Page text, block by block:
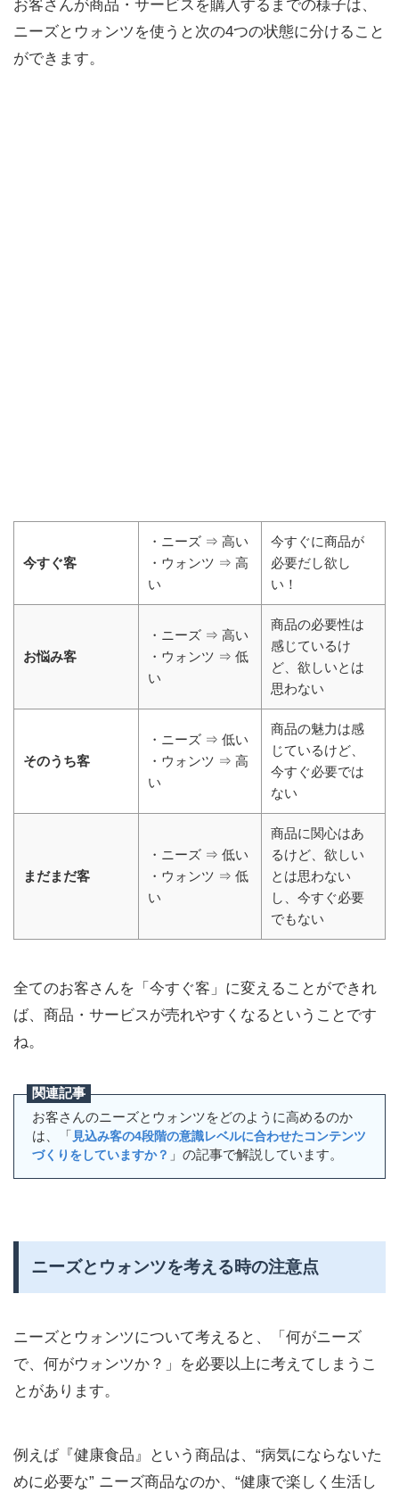
お客さんが商品・サービスを購入するまでの様子は、
ニーズとウォンツを使うと次の4つの状態に分けること
ができます。
今すぐ客
・ニーズ ⇒ 高い
・ウォンツ ⇒ 高
い
今すぐに商品が
必要だし欲し
い！
お悩み客
・ニーズ ⇒ 高い
・ウォンツ ⇒ 低
い
商品の必要性は
感じているけ
ど、欲しいとは
思わない
そのうち客
・ニーズ ⇒ 低い
・ウォンツ ⇒ 高
い
商品の魅力は感
じているけど、
今すぐ必要では
ない
まだまだ客
・ニーズ ⇒ 低い
・ウォンツ ⇒ 低
い
商品に関心はあ
るけど、欲しい
とは思わない
し、今すぐ必要
でもない
全てのお客さんを「今すぐ客」に変えることができれ
ば、商品・サービスが売れやすくなるということです
ね。
お客さんのニーズとウォンツをどのように高めるのか
は、「 見込み客の4段階の意識レベルに合わせたコンテンツ
づくりをしていますか？ 」の記事で解説しています。
ニーズとウォンツを考える時の注意点
ニーズとウォンツについて考えると、「何がニーズ
で、何がウォンツか？」を必要以上に考えてしまうこ
とがあります。
例えば『健康食品』という商品は、“病気にならないた
めに必要な” ニーズ商品なのか、“健康で楽しく生活し